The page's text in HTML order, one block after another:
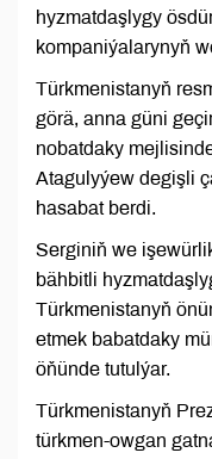
hyzmatdaşlygy
kompaniýalarynyň
Türkmenistanyň
görä, anna güni
nobatdaky
Atagulyýew degişli
hasabat berdi.
Serginiň we
bähbitli
Türkmenistanyň
etmek babatdaky
öňünde tutulýar.
Türkmenistanyň
türkmen-owgan